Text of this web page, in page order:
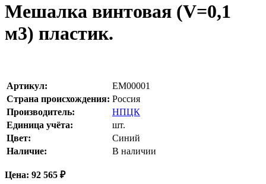
Мешалка винтовая (V=0,1
м3) пластик.
Артикул:
EM00001
Страна происхождения: Россия
Производитель:
НПЦК
Единица учёта:
шт.
Цвет:
Синий
Наличие:
В наличии
Цена: 92 565 ₽